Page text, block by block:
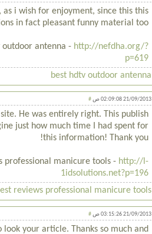
as i wish for enjoyment, since this this
in fact pleasant funny material too.
antenna - http://nefdha.org/?
p=619
best hdtv outdoor antenna
21/09/2013 02:09:08 ص #
He was entirely right. This publish
just how much time I had spent for
this information! Thank you!
professional manicure tools - http://l-
1idsolutions.net?p=196
reviews professional manicure tools
21/09/2013 03:15:26 ص #
your article. Thanks so much and